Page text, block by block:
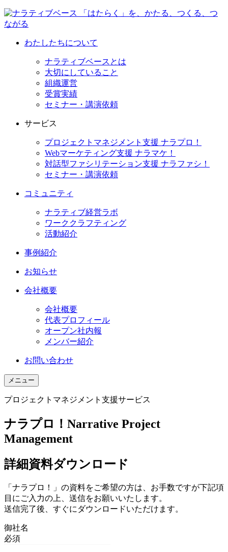
わたしたちについて
ナラティブベースとは
大切にしていること
組織運営
受賞実績
セミナー・講演依頼
サービス
プロジェクトマネジメント支援 ナラプロ！
Webマーケティング支援 ナラマケ！
対話型ファシリテーション支援 ナラファシ！
セミナー・講演依頼
コミュニティ
ナラティブ経営ラボ
ワーククラフティング
活動紹介
事例紹介
お知らせ
会社概要
会社概要
代表プロフィール
オープン社内報
メンバー紹介
お問い合わせ
メニュー
プロジェクトマネジメント支援サービス
ナラプロ！ Narrative Project
Management
詳細資料ダウンロード
「ナラプロ！」の資料をご希望の方は、お手数ですが下記項
目にご入力の上、送信をお願いいたします。
送信完了後、すぐにダウンロードいただけます。
御社名
必須